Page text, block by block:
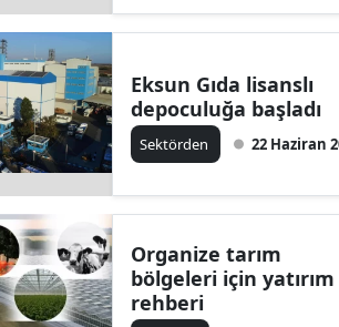
Eksun Gıda lisanslı
depoculuğa başladı
Sektörden 22 Haziran
Organize tarım
bölgeleri için yatırım
rehberi